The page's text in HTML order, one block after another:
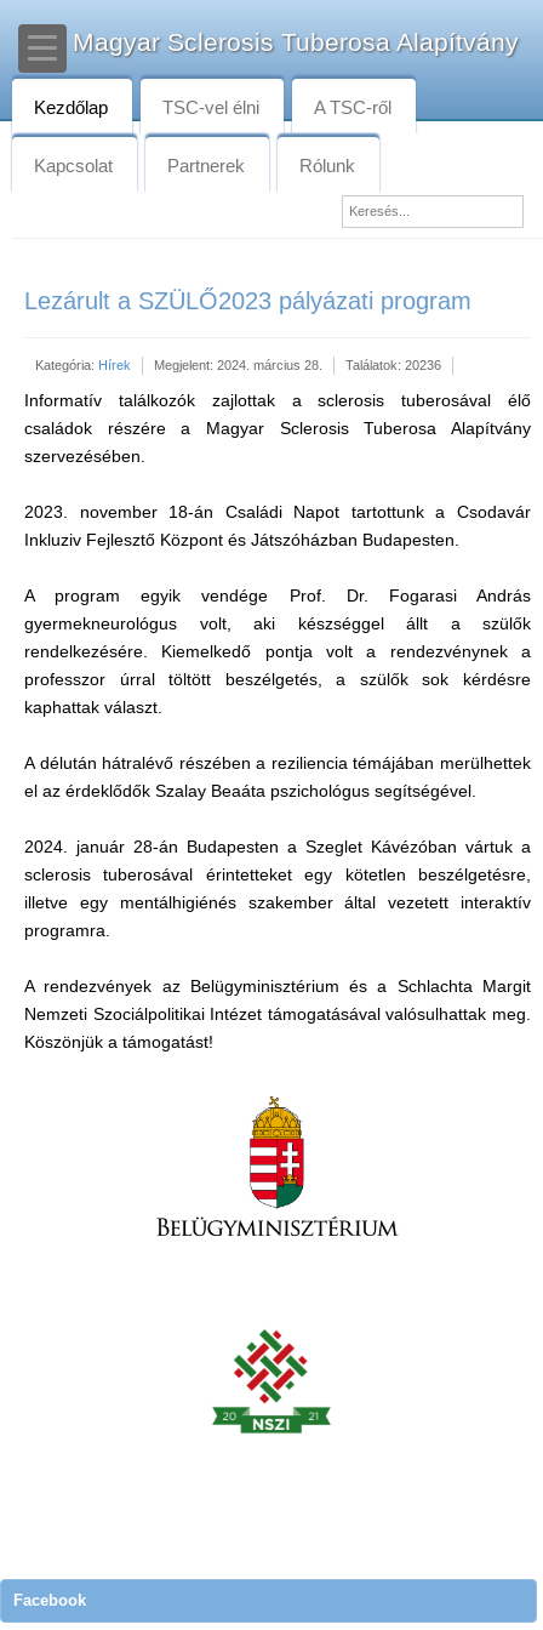
Magyar Sclerosis Tuberosa Alapítvány
Kezdőlap TSC-vel élni A TSC-ről
Kapcsolat Partnerek Rólunk
Lezárult a SZÜLŐ2023 pályázati program
Kategória: Hírek Megjelent: 2024. március 28. Találatok: 20236
Informatív találkozók zajlottak a sclerosis tuberosával élő
családok részére a Magyar Sclerosis Tuberosa Alapítvány
szervezésében.
2023. november 18-án Családi Napot tartottunk a Csodavár
Inkluziv Fejlesztő Központ és Játszóházban Budapesten.
A program egyik vendége Prof. Dr. Fogarasi András
gyermekneurológus volt, aki készséggel állt a szülők
rendelkezésére. Kiemelkedő pontja volt a rendezvénynek a
professzor úrral töltött beszélgetés, a szülők sok kérdésre
kaphattak választ.
A délután hátralévő részében a reziliencia témájában merülhettek
el az érdeklődők Szalay Beaáta pszichológus segítségével.
2024. január 28-án Budapesten a Szeglet Kávézóban vártuk a
sclerosis tuberosával érintetteket egy kötetlen beszélgetésre,
illetve egy mentálhigiénés szakember által vezetett interaktív
programra.
A rendezvények az Belügyminisztérium és a Schlachta Margit
Nemzeti Szociálpolitikai Intézet támogatásával valósulhattak meg.
Köszönjük a támogatást!
Facebook